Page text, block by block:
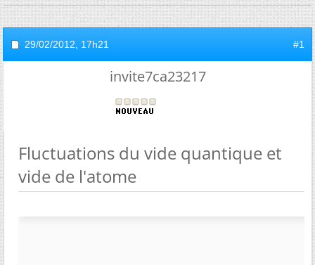
29/02/2012, 17h21 #1
invite7ca23217
Fluctuations du vide quantique et
vide de l'atome